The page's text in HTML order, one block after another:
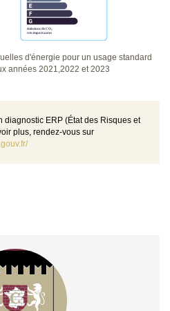
d'énergie pour un usage standard
années 2021,2022 et 2023
diagnostic ERP (État des Risques et
plus, rendez-vous sur